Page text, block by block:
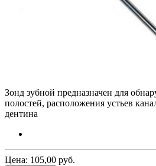
Зонд зубной предназначен для
полостей, расположения устьев
дентина
Цена: 105,00 руб.